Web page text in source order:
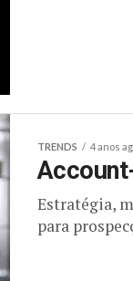
TRENDS 4 anos
Estratégia,
para